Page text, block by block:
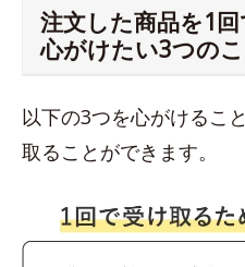
注文した商品を1
心がけたい3つの
以下の3つを心がけるこ
取ることができます。